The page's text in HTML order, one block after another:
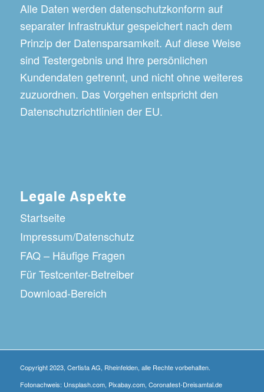
Alle Daten werden datenschutzkonform auf
separater Infrastruktur gespeichert nach dem
Prinzip der Datensparsamkeit. Auf diese Weise
sind Testergebnis und Ihre persönlichen
Kundendaten getrennt, und nicht ohne weiteres
zuzuordnen. Das Vorgehen entspricht den
Datenschutzrichtlinien der EU.
Legale Aspekte
Startseite
Impressum/Datenschutz
FAQ – Häufige Fragen
Für Testcenter-Betreiber
Download-Bereich
Copyright 2023, Certista AG, Rheinfelden, alle Rechte vorbehalten.
Fotonachweis: Unsplash.com, Pixabay.com, Coronatest-Dreisamtal.de